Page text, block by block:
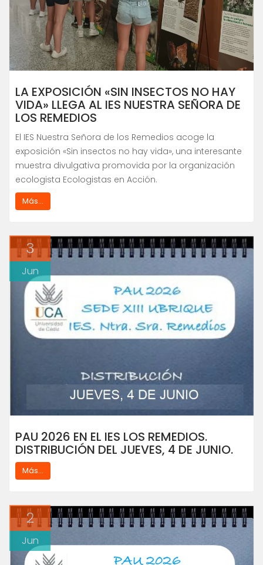
LA EXPOSICIÓN «SIN INSECTOS NO HAY
VIDA» LLEGA AL IES NUESTRA SEÑORA DE
LOS REMEDIOS
El IES Nuestra Señora de los Remedios acoge la
exposición «Sin insectos no hay vida», una interesante
muestra divulgativa promovida por la organización
ecologista Ecologistas en Acción.
Más...
3
Jun
PAU 2026 EN EL IES LOS REMEDIOS.
DISTRIBUCIÓN DEL JUEVES, 4 DE JUNIO.
Más...
2
Jun